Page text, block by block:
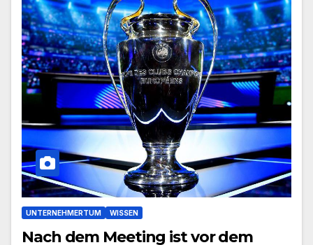
UNTERNEHMERTUM WISSEN
Nach dem Meeting ist vor dem